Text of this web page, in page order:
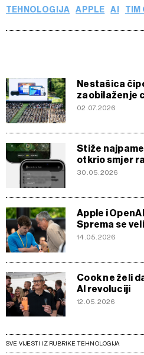
TEHNOLOGIJA APPLE AI TIM
Nestašica
zaobilaženje
02.07.2026
Stiže
otkrio smjer
30.05.2026
Apple i
Sprema se
14.05.2026
Cook ne želi
AI revoluciji
12.05.2026
SVE VIJESTI IZ RUBRIKE TEHNOLOGIJA